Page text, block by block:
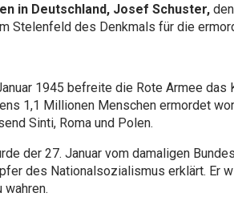
in Deutschland, Josef Schuster,
Stelenfeld des Denkmals für die
1945 befreite die Rote Armee
1,1 Millionen Menschen ermordet
Sinti, Roma und Polen.
der 27. Januar vom damaligen
des Nationalsozialismus erklärt. Er
wahren.